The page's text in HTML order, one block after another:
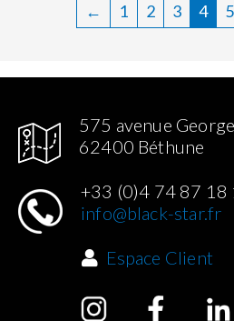
← 1 2 3 4 5
575 avenue
62400 Béthune
+33 (0)4 74 87 18
info@black-star.fr
Espace Client